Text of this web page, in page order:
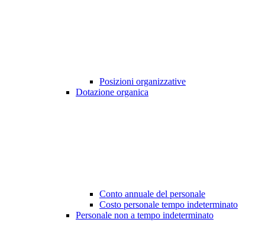
Posizioni organizzative
Dotazione organica
Conto annuale del personale
Costo personale tempo indeterminato
Personale non a tempo indeterminato